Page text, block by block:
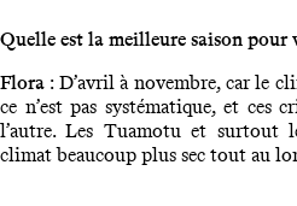
Quelle est la meilleure saison pour
Flora : D’avril à novembre, car le
ce n’est pas systématique, et ces
l’autre. Les Tuamotu et surtout
climat beaucoup plus sec tout au